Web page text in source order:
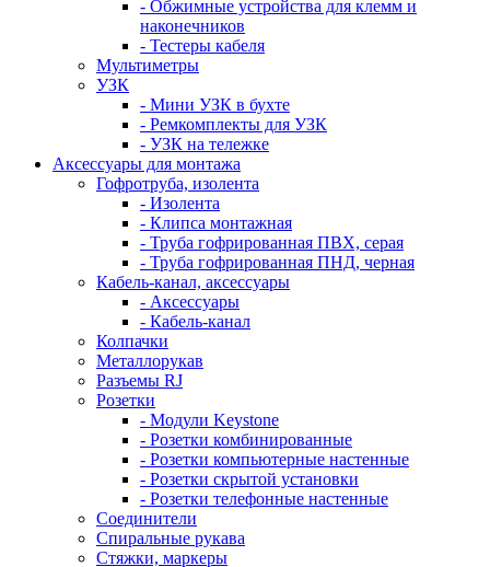
- Обжимные устройства для клемм и
наконечников
- Тестеры кабеля
Мультиметры
УЗК
- Мини УЗК в бухте
- Ремкомплекты для УЗК
- УЗК на тележке
Аксессуары для монтажа
Гофротруба, изолента
- Изолента
- Клипса монтажная
- Труба гофрированная ПВХ, серая
- Труба гофрированная ПНД, черная
Кабель-канал, аксессуары
- Аксессуары
- Кабель-канал
Колпачки
Металлорукав
Разъемы RJ
Розетки
- Модули Keystone
- Розетки комбинированные
- Розетки компьютерные настенные
- Розетки скрытой установки
- Розетки телефонные настенные
Соединители
Спиральные рукава
Стяжки, маркеры